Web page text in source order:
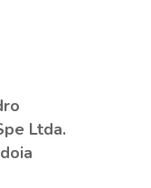
Ltda.